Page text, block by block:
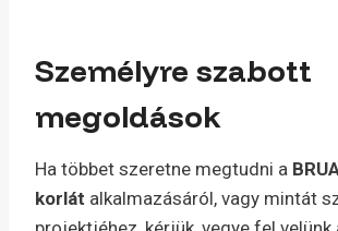
Személyre szabott
megoldások
Ha többet szeretne megtudni a
korlát alkalmazásáról, vagy mintát